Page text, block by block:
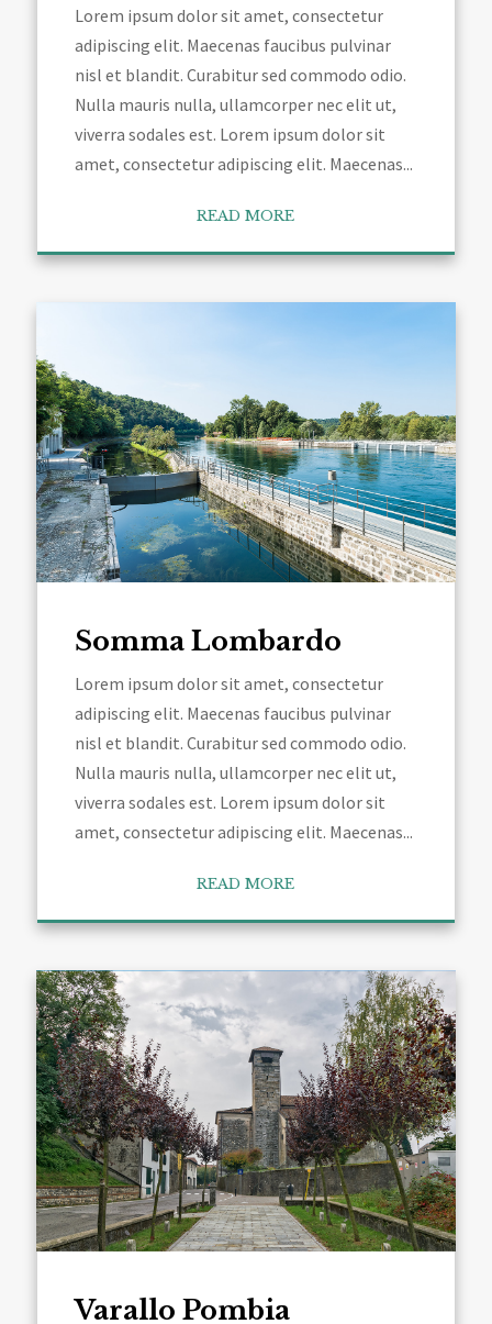
Lorem ipsum dolor sit amet, consectetur
adipiscing elit. Maecenas faucibus pulvinar
nisl et blandit. Curabitur sed commodo odio.
Nulla mauris nulla, ullamcorper nec elit ut,
viverra sodales est. Lorem ipsum dolor sit
amet, consectetur adipiscing elit. Maecenas...
READ MORE
Somma Lombardo
Lorem ipsum dolor sit amet, consectetur
adipiscing elit. Maecenas faucibus pulvinar
nisl et blandit. Curabitur sed commodo odio.
Nulla mauris nulla, ullamcorper nec elit ut,
viverra sodales est. Lorem ipsum dolor sit
amet, consectetur adipiscing elit. Maecenas...
READ MORE
Varallo Pombia